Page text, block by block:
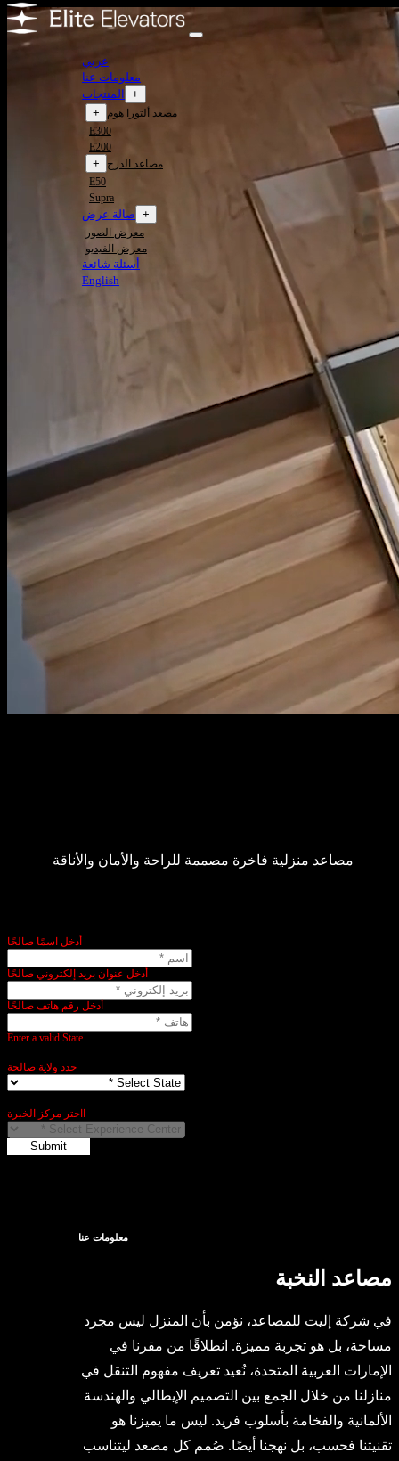
عربي
معلومات عنا
المنتجات +
مصعد ألتورا هوم +
E300
E200
مصاعد الدرج
+
E50
Supra
صالة عرض +
معرض الصور
معرض الفيديو
أسئلة شائعة
English
مصاعد منزلية فاخرة مصممة للراحة والأمان والأناقة
أدخل اسمًا صالحًا
أدخل عنوان بريد إلكتروني صالحًا
أدخل رقم هاتف صالحًا
Enter a valid State
حدد ولاية صالحة
ااختر مركز الخبرة
Submit
معلومات عنا
مصاعد النخبة
في شركة إليت للمصاعد، نؤمن بأن المنزل ليس مجرد
مساحة، بل هو تجربة مميزة. انطلاقًا من مقرنا في
الإمارات العربية المتحدة، نُعيد تعريف مفهوم التنقل في
منازلنا من خلال الجمع بين التصميم الإيطالي والهندسة
الألمانية والفخامة بأسلوب فريد. ليس ما يميزنا هو
تقنيتنا فحسب، بل نهجنا أيضًا. صُمم كل مصعد ليتناسب